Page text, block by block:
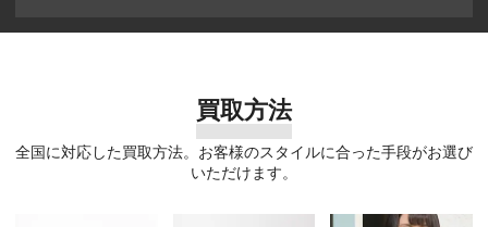
買取方法
全国に対応した買取方法。お客様のスタイルに合った手段がお選び
いただけます。